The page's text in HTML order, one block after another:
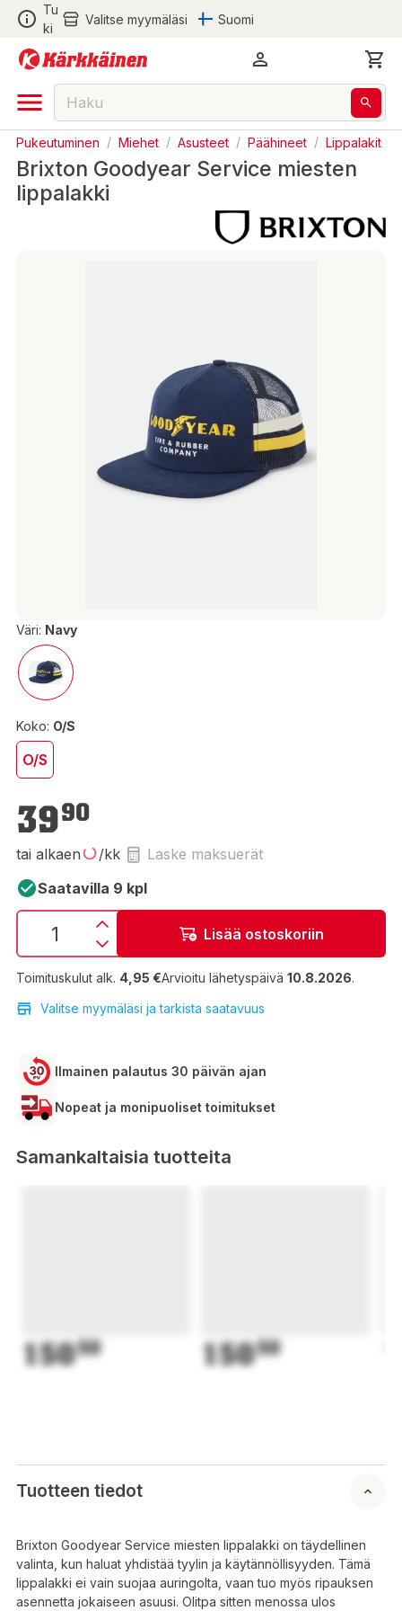
Tu
ki
Valitse myymäläsi Suomi
Pukeutuminen / Miehet / Asusteet / Päähineet / Lippalakit
Brixton Goodyear Service miesten
lippalakki
Väri: Navy
Koko: O/S
O/S
3990
tai alkaen /kk
Laske maksuerät
Saatavilla 9 kpl
Lisää ostoskoriin
Toimituskulut alk. 4,95 €Arvioitu lähetyspäivä 10.8.2026.
Valitse myymäläsi ja tarkista saatavuus
Ilmainen palautus 30 päivän ajan
Nopeat ja monipuoliset toimitukset
Samankaltaisia tuotteita
15050 15050
Tuotteen tiedot
Brixton Goodyear Service miesten lippalakki on täydellinen
valinta, kun haluat yhdistää tyylin ja käytännöllisyyden. Tämä
lippalakki ei vain suojaa auringolta, vaan tuo myös ripauksen
asennetta jokaiseen asuusi. Olitpa sitten menossa ulos